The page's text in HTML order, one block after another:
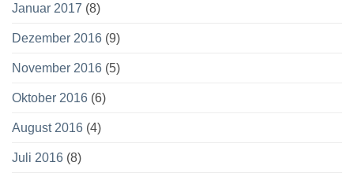
Januar 2017 (8)
Dezember 2016 (9)
November 2016 (5)
Oktober 2016 (6)
August 2016 (4)
Juli 2016 (8)